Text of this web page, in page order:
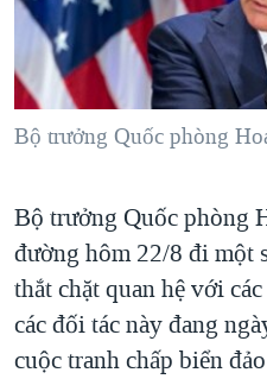
"Tìm"NGƯỜI VIỆT HẢI NGOẠI
ĐỜI SỐNG
KINH TẾ
KHOA HỌC
THỂ THAO
GIÁO DỤC
TẠI
HÀNH TRÌNH BẦU CỬ 2024
MỘT NĂM CHIẾN TRANH
GIẢI MÃ VÀNH ĐAI & CON
TRỊNH VĨNH BÌNH - NGƯỜI
GROUND ZERO – XƯA VÀ
CHI PHÍ CHIẾN TRANH
CÁC GIÁ TRỊ CỘNG HÒA Ở
VIDEO
NGHE
MẠNG XÃ HỘI
Ngôn ngữ khác
Bộ trưởng Quốc phòng
Bộ trưởng Quốc phòng
đường hôm 22/8 đi một
thắt chặt quan hệ với
các đối tác này đang
cuộc tranh chấp biển